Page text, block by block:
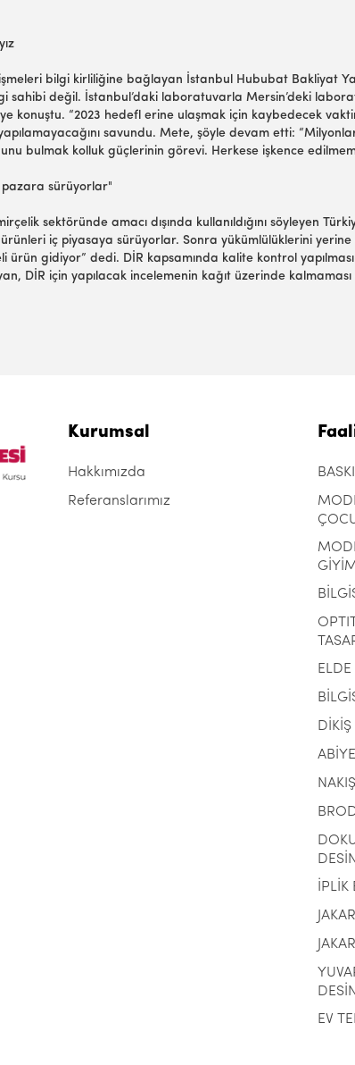
bilgi kirliliğine bağlayan İstanbul Hububat Bakliyat
değil. İstanbul’daki laboratuvarla Mersin’deki
konuştu. “2023 hedefl erine ulaşmak için kaybedecek
savundu. Mete, şöyle devam etti:
bulmak kolluk güçlerinin görevi. Herkese işkence
pazara sürüyorlar"
sektöründe amacı dışında kullanıldığını söyleyen
iç piyasaya sürüyorlar. Sonra yükümlülüklerini
ürün gidiyor” dedi. DİR kapsamında kalite kontrol
DİR için yapılacak incelemenin kağıt üzerinde
Kurumsal
Hakkımızda
Referanslarımız
ELDE
DİKİŞ
İPLİK
EV